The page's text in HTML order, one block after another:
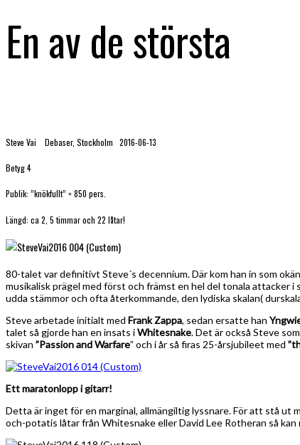
En av de största
Steve Vai Debaser, Stockholm 2016-06-13
Betyg 4
Publik: ”knökfullt” = 850 pers.
Längd: ca 2, 5 timmar och 22 låtar!
80-talet var definitivt Steve´s decennium. Där kom han in som
musikalisk prägel med först och främst en hel del tonala attacker
udda stämmor och ofta återkommande, den lydiska skalan(
Steve arbetade initialt med Frank Zappa, sedan ersatte han
talet så gjorde han en insats iWhitesnake. Det är också Steve
skivan ”Passion and Warfare” och i år så firas 25-årsjubileet med
Ett maratonlopp i gitarr!
Detta är inget för en marginal, allmängiltig lyssnare. För att stå ut
och-potatis låtar från Whitesnake eller David Lee Rotheran så kan